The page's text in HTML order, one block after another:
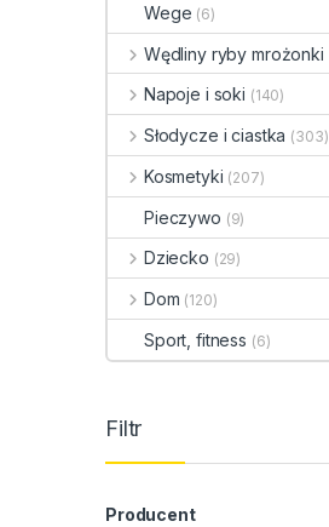
Wege (6)
Wędliny ryby mrożonki
Napoje i soki (140)
Słodycze i ciastka (303)
Kosmetyki (207)
Pieczywo (9)
Dziecko (29)
Dom (120)
Sport, fitness (6)
Filtr
Producent